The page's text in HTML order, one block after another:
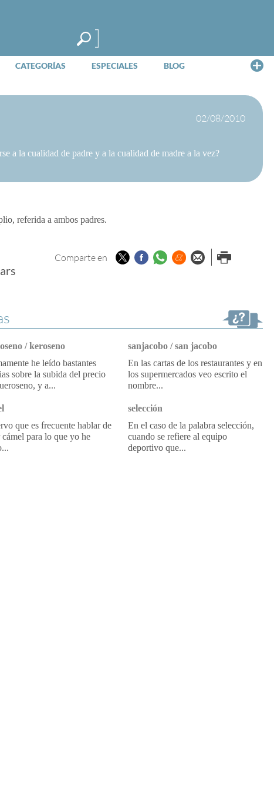
CATEGORÍAS ESPECIALES BLOG
02/08/2010
a la cualidad de padre y a la cualidad de madre a la vez?
referida a ambos padres.
Comparte en TwitterFacebook
Whatsapp
Menéame
Enviar porImprimir
/ keroseno
he leído bastantes
sobre la subida del precio
y a...
sanjacobo / san jacobo
En las cartas de los restaurantes y en
los supermercados veo escrito el
nombre...
que es frecuente hablar de
para lo que yo he
selección
En el caso de la palabra selección,
cuando se refiere al equipo
deportivo que...